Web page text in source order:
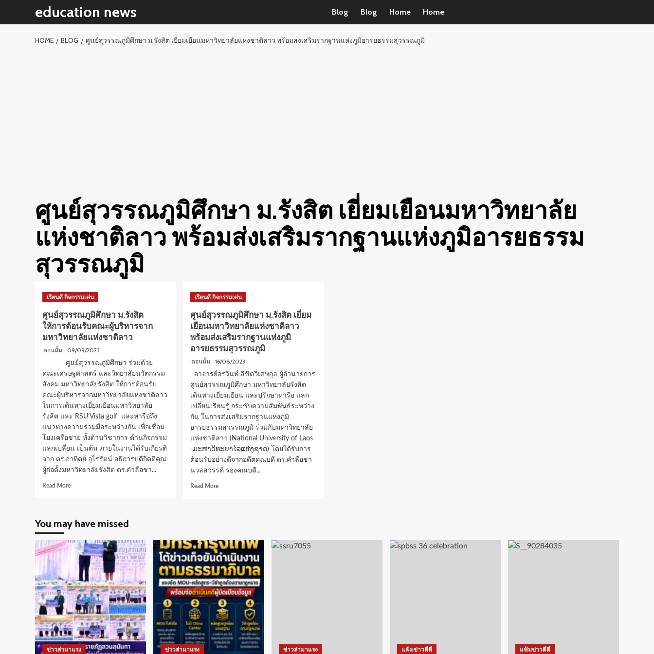
education news Blog Blog Home Home
HOME BLOG ศูนย์สุวรรณภูมิศึกษา ม.รังสิต เยี่ยมเยือนมหาวิทยาลัยแห่งชาติลาว พร้อมส่งเสริมรากฐานแห่งภูมิอารยธรรมสุวรรณภูมิ
ศูนย์สุวรรณภูมิศึกษา ม.รังสิต เยี่ยมเยือนมหาวิทยาลัย
แห่งชาติลาว พร้อมส่งเสริมรากฐานแห่งภูมิอารยธรรม
สุวรรณภูมิ
เรียนดี กิจกรรมเด่น
ศูนย์สุวรรณภูมิศึกษา ม.รังสิต
ให้การต้อนรับคณะผู้บริหารจาก
มหาวิทยาลัยแห่งชาติลาว
ตอนนั้น 09/09/2023
ศูนย์สุวรรณภูมิศึกษา ร่วมด้วย
คณะเศรษฐศาสตร์ และวิทยาลัยนวัตกรรม
สังคม มหาวิทยาลัยรังสิต ให้การต้อนรับ
คณะผู้บริหารจากมหาวิทยาลัยแห่งชาติลาว
ในการเดินทางเยี่ยมเยือนมหาวิทยาลัย
รังสิต และ RSU Vista golf และหารือถึง
แนวทางความร่วมมือระหว่างกัน เพื่อเชื่อม
โยงเครือข่าย ทั้งด้านวิชาการ ด้านกิจกรรม
แลกเปลี่ยน เป็นต้น ภายในงานได้รับเกียรติ
จาก ดร.อาทิตย์ อุไรรัตน์ อธิการบดีกิตติคุณ
ผู้ก่อตั้งมหาวิทยาลัยรังสิต ดร.คำลือชา...
Read MoreRead
สุวรรณภูมิ
ม.รังสิต
ให้การ
ต้อนรับ
คณะ
ผู้
บริหาร
จาก
มหาวิทยาลัย
แห่ง
ชาติ
ลาว
เรียนดี กิจกรรมเด่น
ศูนย์สุวรรณภูมิศึกษา ม.รังสิต เยี่ยม
เยือนมหาวิทยาลัยแห่งชาติลาว
พร้อมส่งเสริมรากฐานแห่งภูมิ
อารยธรรมสุวรรณภูมิ
ตอนนั้น 16/08/2023
อาจารย์อรวินท์ ลิขิตวิเศษกุล ผู้อำนวยการ
ศูนย์สุวรรณภูมิศึกษา มหาวิทยาลัยรังสิต
เดินทางเยี่ยมเยียน และปรึกษาหารือ แลก
เปลี่ยนเรียนรู้ กระชับความสัมพันธ์ระหว่าง
กัน ในการส่งเสริมรากฐานแห่งภูมิ
อารยธรรมสุวรรณภูมิ ร่วมกับมหาวิทยาลัย
แห่งชาติลาว (National University of Laos
-ມະຫາວິທະຍາໄລແຫ່ງຊາດ) โดยได้รับการ
ต้อนรับอย่างดีจากอดีตคณบดี ดร.คำลือชา
นวลสวรรค์ รองคณบดี...
Read MoreRead
ม.รังสิต
เยี่ยม
เยือน
มหาวิทยาลัย
แห่ง
ชาติ
ลาว
พร้อม
ส่ง
เสริม
รากฐาน
แห่ง
ภูมิ
You may have missed
ข่าวล่ามาแรง ข่าวล่ามาแรง ข่าวล่ามาแรง แฟ้มข่าวดีดี แฟ้มข่าวดีดี